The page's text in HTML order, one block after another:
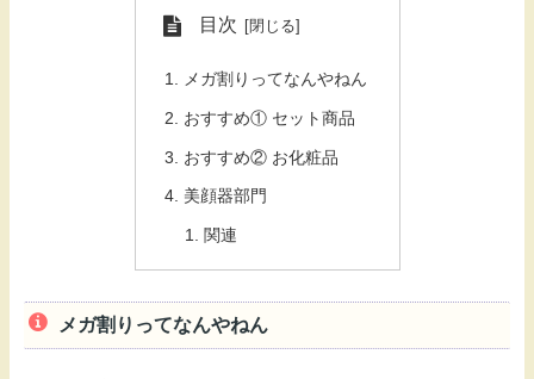
目次
メガ割りってなんやねん
おすすめ① セット商品
おすすめ② お化粧品
美顔器部門
関連
メガ割りってなんやねん